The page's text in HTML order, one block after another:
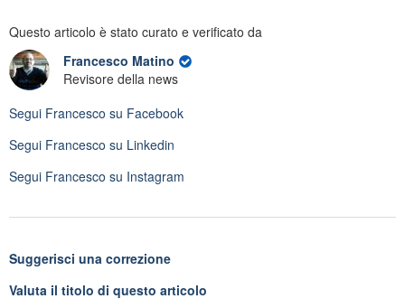
Questo articolo è stato curato e verificato da
Francesco Matino
Revisore della news
Segui Francesco su Facebook
Segui Francesco su Linkedin
Segui Francesco su Instagram
Suggerisci una correzione
Valuta il titolo di questo articolo